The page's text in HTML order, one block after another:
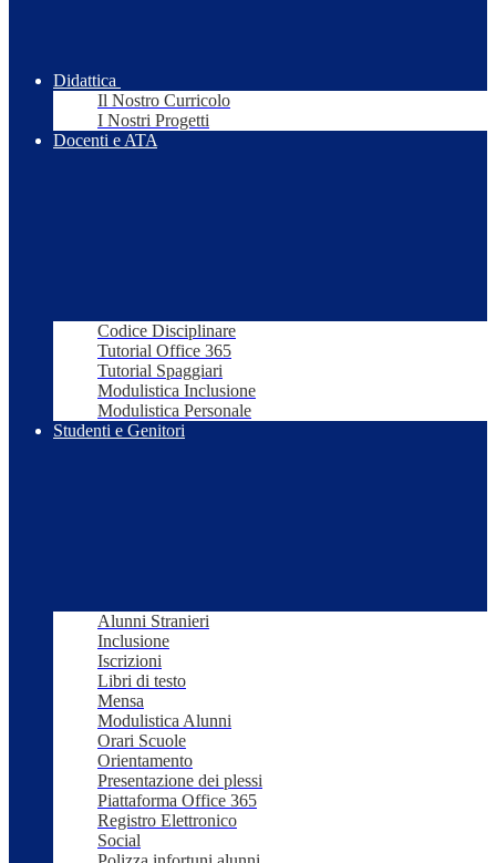
Didattica
Il Nostro Curricolo
I Nostri Progetti
Docenti e ATA
Codice Disciplinare
Tutorial Office 365
Tutorial Spaggiari
Modulistica Inclusione
Modulistica Personale
Studenti e Genitori
Alunni Stranieri
Inclusione
Iscrizioni
Libri di testo
Mensa
Modulistica Alunni
Orari Scuole
Orientamento
Presentazione dei plessi
Piattaforma Office 365
Registro Elettronico
Social